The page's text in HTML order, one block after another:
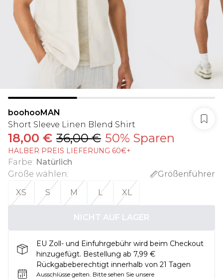
boohooMAN
Short Sleeve Linen Blend Shirt
18,00 € 36,00 € 50% Sparen
HALBER PREIS LIEFERUNG 60€+
Farbe: Natürlich
Größe wählen:
Größenführer
XS
S M L XL
NICHT AUF LAGER
EU Zoll- und Einfuhrgebühr wird beim Checkout
hinzugefügt. Bestellung ab 7,99 €
Rückgabeberechtigt innerhalb von 21 Tagen
Ausschlüsse gelten. Bitte sehen Sie unsere